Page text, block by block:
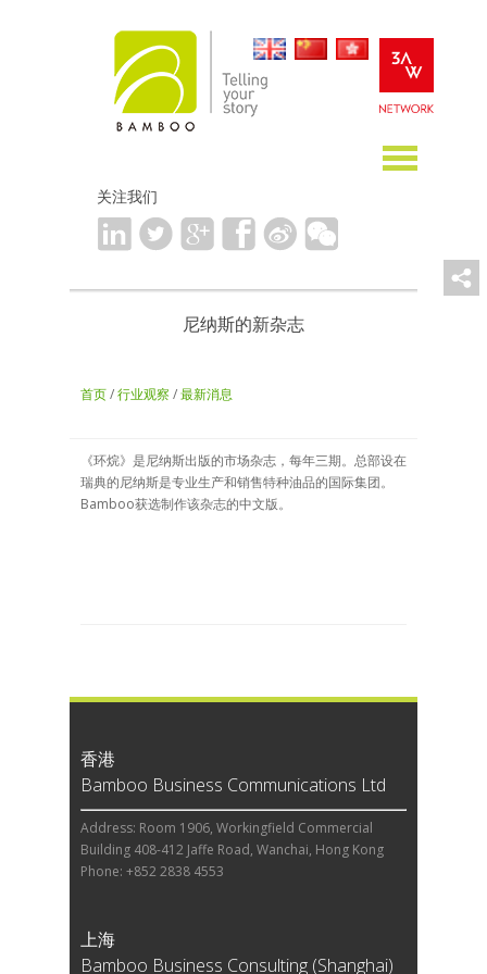
关注我们
尼纳斯的新杂志
首页/行业观察 /最新消息
《环烷》是尼纳斯出版的市场杂志，每年三期。总部设在
瑞典的尼纳斯是专业生产和销售特种油品的国际集团。
Bamboo获选制作该杂志的中文版。
香港
Bamboo Business Communications Ltd
Address: Room 1906, Workingfield Commercial
Building 408-412 Jaffe Road, Wanchai, Hong Kong
Phone: +852 2838 4553
上海
Bamboo Business Consulting (Shanghai)